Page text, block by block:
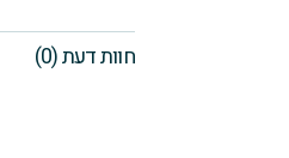
חוות דעת (0)